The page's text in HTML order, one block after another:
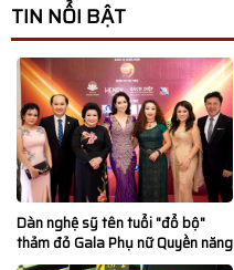
TIN NỔI BẬT
Dàn nghệ sỹ tên tuổi "đổ bộ"
thảm đỏ Gala Phụ nữ Quyền năng